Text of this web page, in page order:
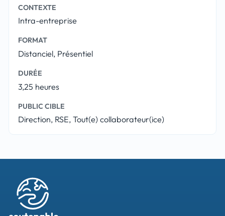
CONTEXTE
Intra-entreprise
FORMAT
Distanciel, Présentiel
DURÉE
3,25 heures
PUBLIC CIBLE
Direction, RSE, Tout(e) collaborateur(ice)